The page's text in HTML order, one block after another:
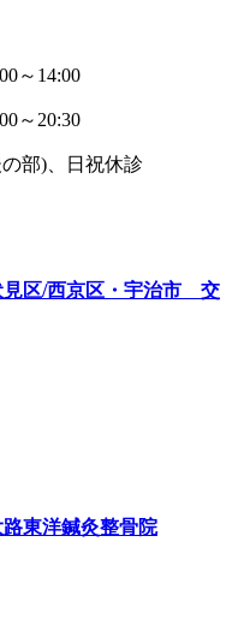
～14:00
～20:30
部)、日祝休診
区/西京区・宇治市 交
路東洋鍼灸整骨院